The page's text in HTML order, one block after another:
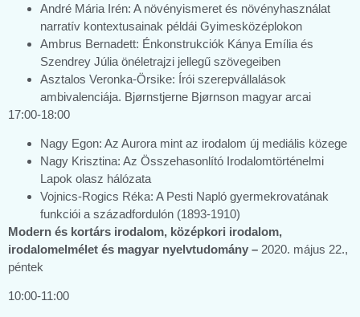
André Mária Irén: A növényismeret és növényhasználat
narratív kontextusainak példái Gyimesközéplokon
Ambrus Bernadett: Énkonstrukciók Kánya Emília és
Szendrey Júlia önéletrajzi jellegű szövegeiben
Asztalos Veronka-Örsike: Írói szerepvállalások
ambivalenciája. Bjørnstjerne Bjørnson magyar arcai
17:00-18:00
Nagy Egon: Az Aurora mint az irodalom új mediális közege
Nagy Krisztina: Az Összehasonlító Irodalomtörténelmi
Lapok olasz hálózata
Vojnics-Rogics Réka: A Pesti Napló gyermekrovatának
funkciói a századfordulón (1893-1910)
Modern és kortárs irodalom, középkori irodalom,
irodalomelmélet és magyar nyelvtudomány – 2020. május 22.,
péntek
10:00-11:00